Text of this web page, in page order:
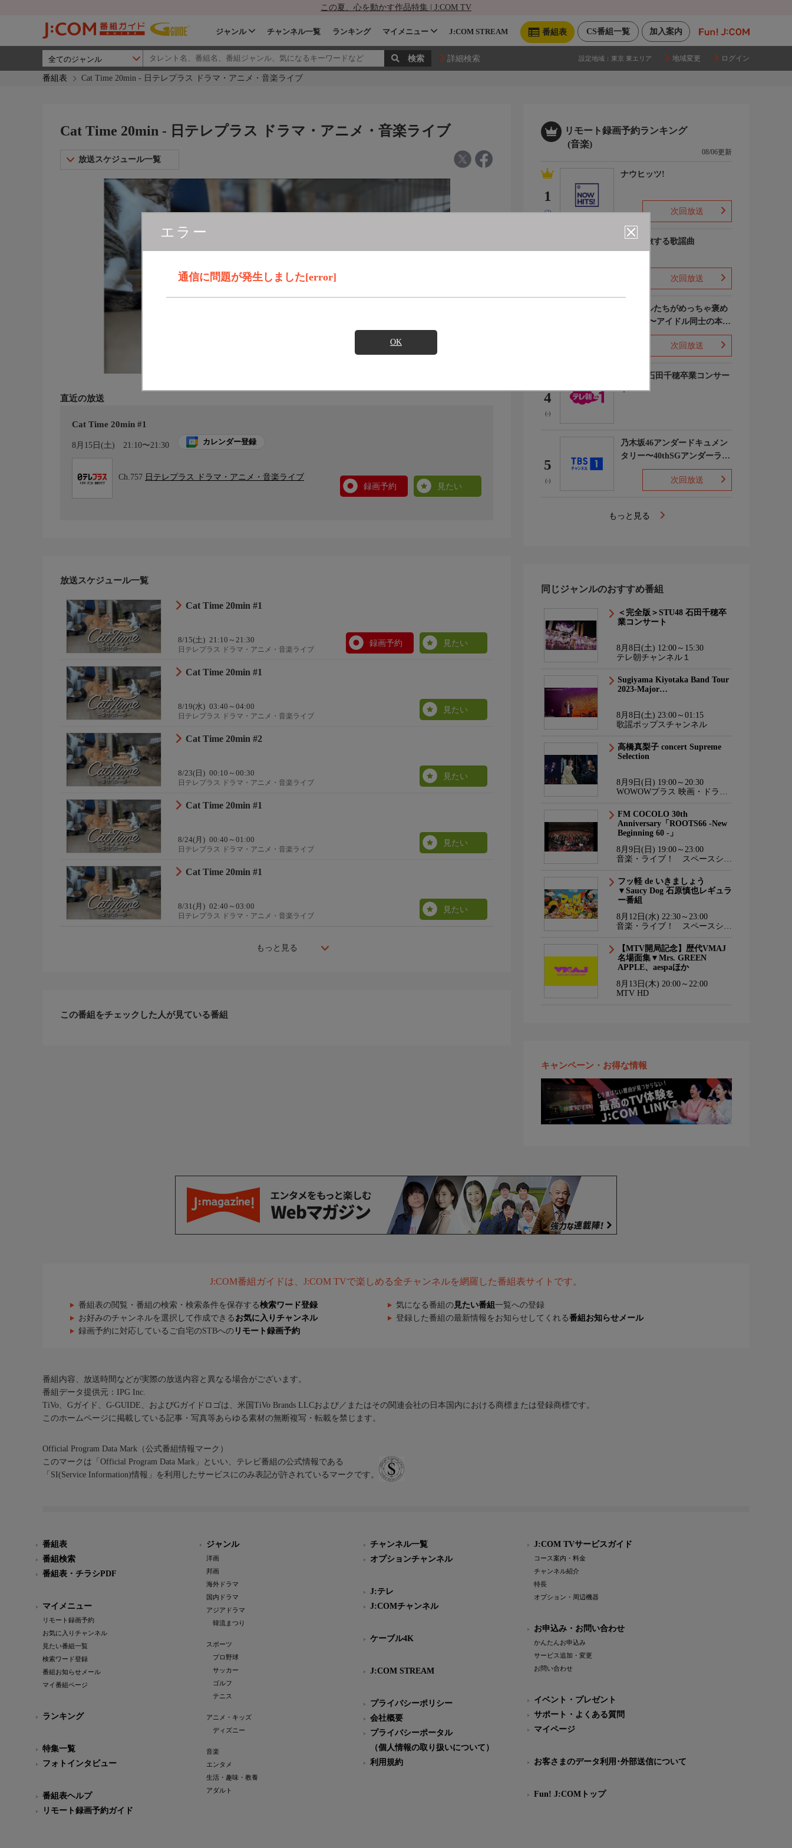
この夏、心を動かす作品特集 | J:COM TV
加入案内
CS番組一覧
番組表
ジャンル チャンネル一覧 ランキング マイメニュー J:COM STREAM
詳細検索 設定地域： 東京 東エリア 地域変更 ログイン
番組表 Cat Time 20min - 日テレプラス ドラマ・アニメ・音楽ライブ
エラー
通信に問題が発生しました[error]
OK
Cat Time 20min - 日テレプラス ドラマ・アニメ・音楽ライブ
放送スケジュール一覧
直近の放送
Cat Time 20min #1
8月15日(土) 21:10〜21:30 カレンダー登録
Ch.757 日テレプラス ドラマ・アニメ・音楽ライブ
録画予約
見たい
放送スケジュール一覧
Cat Time 20min #1
8/15(土) 21:10～21:30
日テレプラス ドラマ・アニメ・音楽ライブ
録画予約 見たい
Cat Time 20min #1
8/19(水) 03:40～04:00
日テレプラス ドラマ・アニメ・音楽ライブ
見たい
Cat Time 20min #2
8/23(日) 00:10～00:30
日テレプラス ドラマ・アニメ・音楽ライブ
見たい
Cat Time 20min #1
8/24(月) 00:40～01:00
日テレプラス ドラマ・アニメ・音楽ライブ
見たい
Cat Time 20min #1
8/31(月) 02:40～03:00
日テレプラス ドラマ・アニメ・音楽ライブ
見たい
もっと見る
この番組をチェックした人が見ている番組
リモート録画予約ランキング
(音楽)
08/06更新
1
(2)
ナウヒッツ!
次回放送
列車で旅する歌謡曲
次回放送
ライバルたちがめっちゃ褒め
てくる!〜アイドル同士の本音
レビューSP〜
次回放送
4
(-)
STU48 石田千穂卒業コンサー
ト
5
(-)
乃木坂46アンダードキュメン
タリー〜40thSGアンダーライ
ブ舞台裏〜
次回放送
もっと見る
同じジャンルのおすすめ番組
＜完全版＞STU48 石田千穂卒
業コンサート
8月8日(土) 12:00～15:30
テレ朝チャンネル１
Sugiyama Kiyotaka Band Tour
2023-Major…
8月8日(土) 23:00～01:15
歌謡ポップスチャンネル
高橋真梨子 concert Supreme
Selection
8月9日(日) 19:00～20:30
WOWOWプラス 映画・ドラ
FM COCOLO 30th
Anniversary「ROOTS66 -New
Beginning 60 -」
8月9日(日) 19:00～23:00
音楽・ライブ！ スペースシャ
フッ軽 de いきましょう
▼Saucy Dog 石原慎也レギュラ
ー番組
8月12日(水) 22:30～23:00
音楽・ライブ！ スペースシャ
【MTV開局記念】歴代VMAJ
名場面集▼Mrs. GREEN
APPLE、aespaほか
8月13日(木) 20:00～22:00
MTV HD
キャンペーン・お得な情報
J:COM番組ガイドは、J:COM TVで楽しめる全チャンネルを網羅した番組表サイトです。
番組表の閲覧・番組の検索・検索条件を保存する検索ワード登録 気になる番組の 見たい番組 一覧への登録
お好みのチャンネルを選択して作成できる お気に入りチャンネル 登録した番組の最新情報をお知らせしてくれる番組お知らせメール
録画予約に対応しているご自宅のSTBへの リモート録画予約
番組内容、放送時間などが実際の放送内容と異なる場合がございます。
番組データ提供元：IPG Inc.
TiVo、Gガイド、G-GUIDE、およびGガイドロゴは、米国TiVo Brands LLCおよび／またはその関連会社の日本国内における商標または登録商標です。
このホームページに掲載している記事・写真等あらゆる素材の無断複写・転載を禁じます。
Official Program Data Mark（公式番組情報マーク）
このマークは「Official Program Data Mark」といい、テレビ番組の公式情報である
「SI(Service Information)情報」を利用したサービスにのみ表記が許されているマークです。
番組表
番組検索
番組表・チラシPDF
マイメニュー
リモート録画予約
お気に入りチャンネル
見たい番組一覧
検索ワード登録
番組お知らせメール
マイ番組ページ
ランキング
特集一覧
フォトインタビュー
番組表ヘルプ
リモート録画予約ガイド
ジャンル
洋画
邦画
海外ドラマ
国内ドラマ
アジアドラマ
韓流まつり
スポーツ
プロ野球
サッカー
ゴルフ
テニス
アニメ・キッズ
ディズニー
音楽
エンタメ
生活・趣味・教養
アダルト
チャンネル一覧
オプションチャンネル
J:テレ
J:COMチャンネル
ケーブル4K
J:COM STREAM
プライバシーポリシー
会社概要
プライバシーポータル
（個人情報の取り扱いについて）
利用規約
J:COM TVサービスガイド
コース案内・料金
チャンネル紹介
特長
オプション・周辺機器
お申込み・お問い合わせ
かんたんお申込み
サービス追加・変更
お問い合わせ
イベント・プレゼント
サポート・よくある質問
マイページ
お客さまのデータ利用･外部送信について
Fun! J:COMトップ